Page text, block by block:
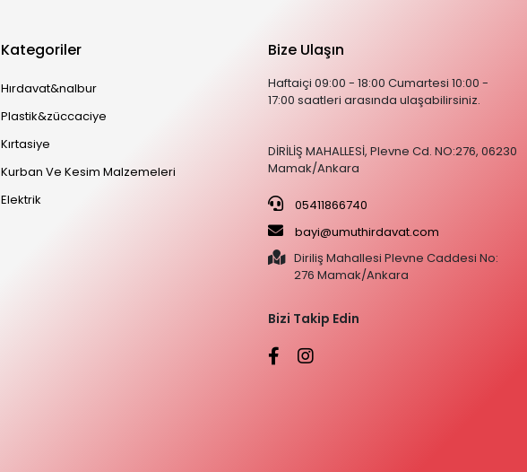
Kategoriler
Hırdavat&nalbur
Plastik&züccaciye
Kırtasiye
Kurban Ve Kesim Malzemeleri
Elektrik
Bize Ulaşın
Haftaiçi 09:00 - 18:00 Cumartesi 10:00 -
17:00 saatleri arasında ulaşabilirsiniz.
DİRİLİŞ MAHALLESİ, Plevne Cd. NO:276, 06230
Mamak/Ankara
05411866740
bayi@umuthirdavat.com
Diriliş Mahallesi Plevne Caddesi No:
276 Mamak/Ankara
Bizi Takip Edin